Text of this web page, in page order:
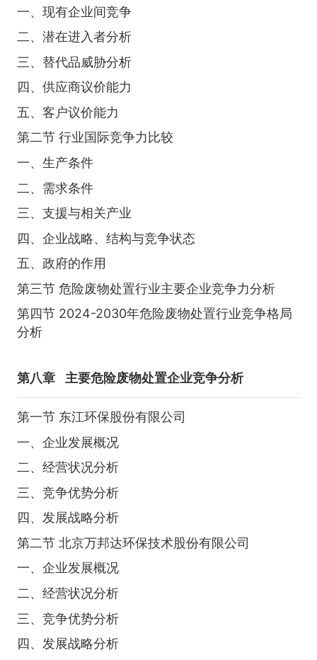
一、现有企业间竞争
二、潜在进入者分析
三、替代品威胁分析
四、供应商议价能力
五、客户议价能力
第二节 行业国际竞争力比较
一、生产条件
二、需求条件
三、支援与相关产业
四、企业战略、结构与竞争状态
五、政府的作用
第三节 危险废物处置行业主要企业竞争力分析
第四节 2024-2030年危险废物处置行业竞争格局
分析
第八章 主要危险废物处置企业竞争分析
第一节 东江环保股份有限公司
一、企业发展概况
二、经营状况分析
三、竞争优势分析
四、发展战略分析
第二节 北京万邦达环保技术股份有限公司
一、企业发展概况
二、经营状况分析
三、竞争优势分析
四、发展战略分析